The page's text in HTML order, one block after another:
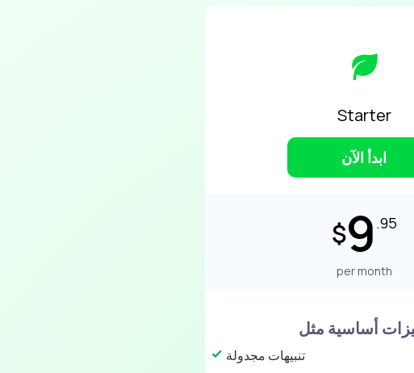
Starter
ابدأ الآن
$9 .95
per month
تنبيهات مجدولة